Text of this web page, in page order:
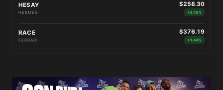
HESAY
HERMÈS
$258.30
+3.45%
RACE
FERRARI
$376.19
+1.44%